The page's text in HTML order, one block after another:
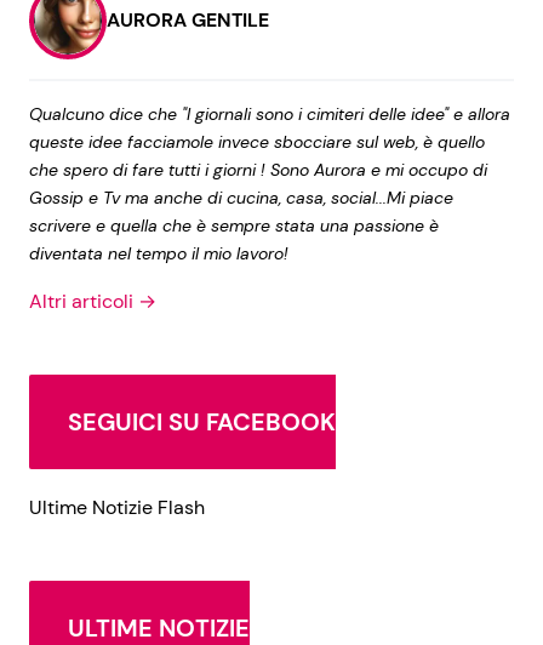
AURORA GENTILE
Qualcuno dice che "I giornali sono i cimiteri delle idee" e allora
queste idee facciamole invece sbocciare sul web, è quello
che spero di fare tutti i giorni ! Sono Aurora e mi occupo di
Gossip e Tv ma anche di cucina, casa, social...Mi piace
scrivere e quella che è sempre stata una passione è
diventata nel tempo il mio lavoro!
Altri articoli →
SEGUICI SU FACEBOOK
Ultime Notizie Flash
ULTIME NOTIZIE